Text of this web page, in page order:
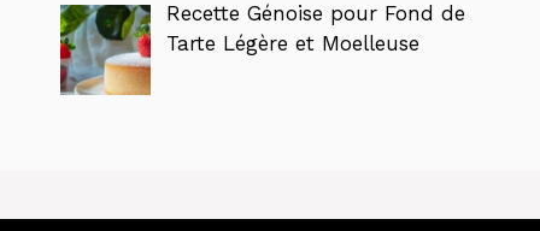
Recette Génoise pour Fond de
Tarte Légère et Moelleuse